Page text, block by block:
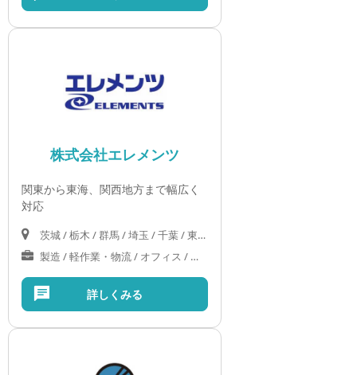
株式会社エレメンツ
関東から東海、関西地方まで幅広く
対応
茨城 / 栃木 / 群馬 / 埼玉 / 千葉 / 東京 / 神奈川 / 山梨 / 岐阜 / 静岡 / 愛知 / 三重 / 滋賀 / 京都 / 大阪 / 奈良
製造 / 軽作業・物流 / オフィス / 医療・介護・福祉
詳しくみる